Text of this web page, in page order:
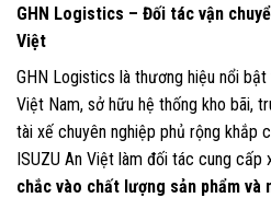
GHN Logistics – Đối tác vận
Việt
GHN Logistics là thương hiệu nổi
Việt Nam, sở hữu hệ thống kho bãi,
tài xế chuyên nghiệp phủ rộng khắp
ISUZU An Việt làm đối tác cung cấp
chắc vào chất lượng sản phẩm và